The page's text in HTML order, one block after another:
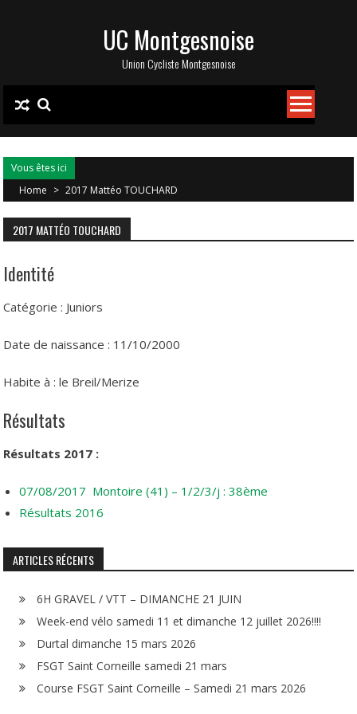
UC Montgesnoise
Union Cycliste Montgesnoise
Vous êtes ici
Home > 2017 Mattéo TOUCHARD
2017 MATTÉO TOUCHARD
Identité
Catégorie : Juniors
Date de naissance : 11/10/2000
Habite à : le Breil/Merize
Résultats
Résultats 2017 :
07/08/2017 Montoire (41) – 1/2/3/j : 38ème
Résultats 2016
ARTICLES RÉCENTS
6H GRAVEL / VTT – DIMANCHE 21 JUIN
Week-end vélo samedi 11 et dimanche 12 juillet 2026!!!!
Durtal dimanche 15 mars 2026
FSGT Saint Corneille samedi 21 mars
Course FSGT Saint Corneille – Samedi 21 mars 2026